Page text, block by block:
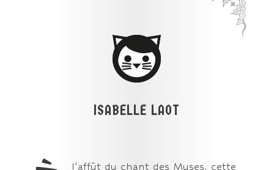
ISABELLE LAOT
l’affût du chant des Muses, cette